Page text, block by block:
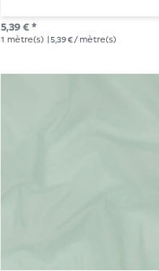
5,39 € *
1 mètre(s) | 5,39 € / mètre(s)